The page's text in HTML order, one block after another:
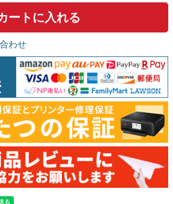
ートに入れる
わせ